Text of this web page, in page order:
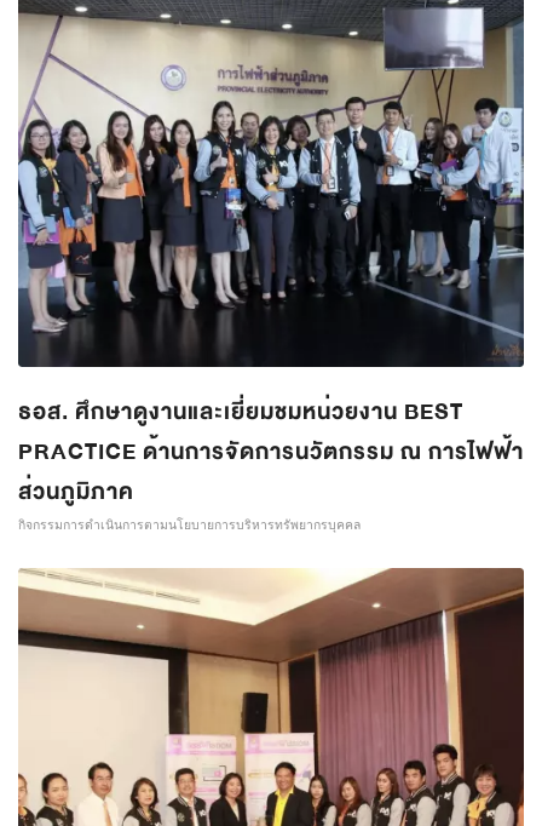
ธอส. ศึกษาดูงานและเยี่ยมชมหน่วยงาน BEST
PRACTICE ด้านการจัดการนวัตกรรม ณ การไฟฟ้า
ส่วนภูมิภาค
กิจกรรมการดำเนินการตามนโยบายการบริหารทรัพยากรบุคคล